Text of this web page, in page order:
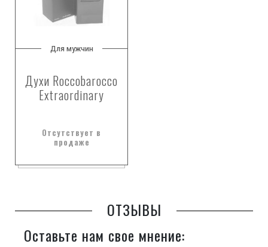
Для мужчин
Духи Roccobarocco
Extraordinary
Отсутствует в
продаже
ОТЗЫВЫ
Оставьте нам свое мнение: